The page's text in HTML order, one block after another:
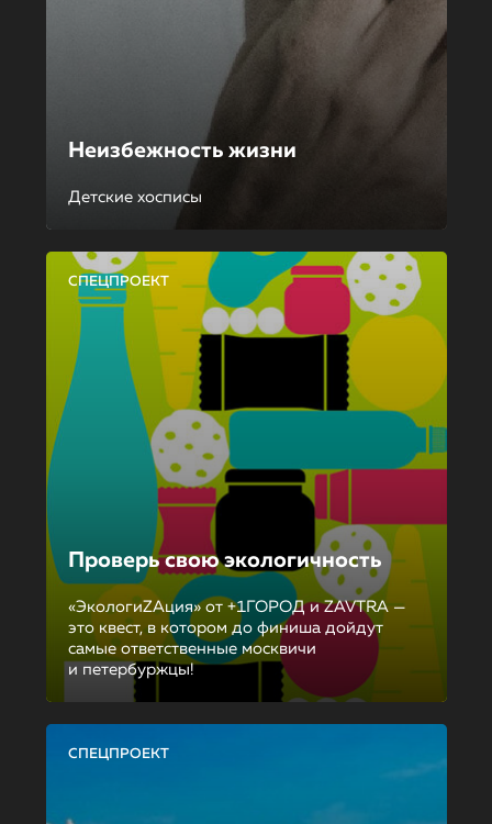
Неизбежность жизни
Детские хосписы
СПЕЦПРОЕКТ
Проверь свою экологичность
«ЭкологиZAция» от +1ГОРОД и ZAVTRA —
это квест, в котором до финиша дойдут
самые ответственные москвичи
и петербуржцы!
СПЕЦПРОЕКТ